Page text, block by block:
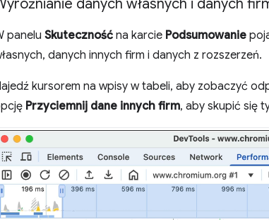
danych własnych i danych
panelu Skuteczność na karcie Podsumowanie
danych innych firm i danych z rozszerzeń.
kursorem na wpisy w tabeli, aby zobaczyć
Przyciemnij dane innych firm, aby skupić się